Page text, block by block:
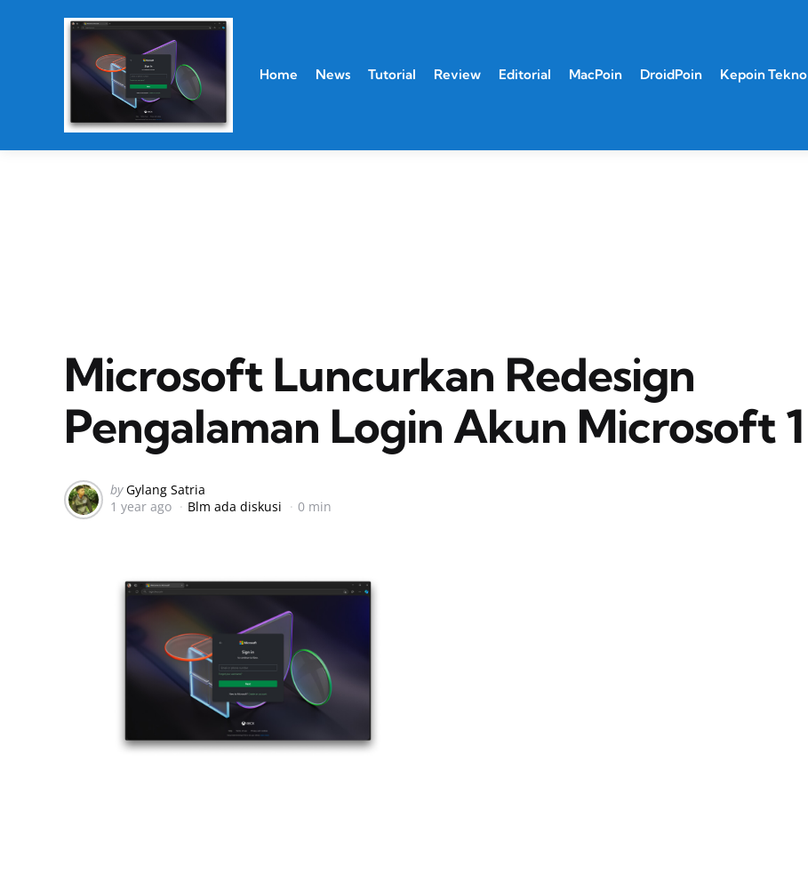
Home News Tutorial Review Editorial MacPoin DroidPoin Kepoin Tekno
Microsoft Luncurkan Redesign
Pengalaman Login Akun Microsoft 1
Posted
by
by Gylang Satria
1 year ago
Blm ada diskusi 0 min